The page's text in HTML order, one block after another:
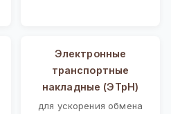
Электронные
транспортные
накладные (ЭТрН)
для ускорения обмена